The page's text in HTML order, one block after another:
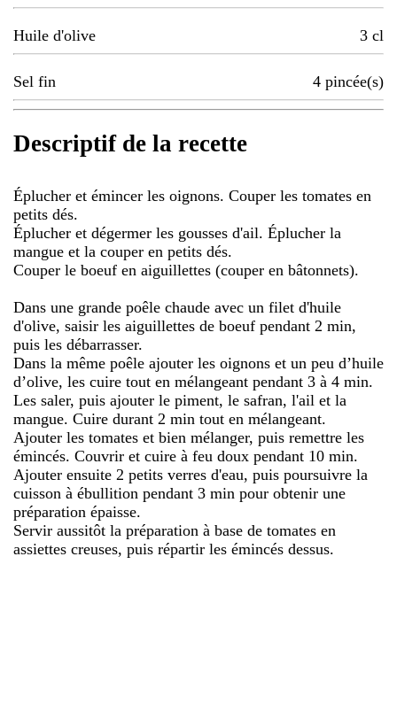
Huile d'olive 3 cl
Sel fin 4 pincée(s)
Descriptif de la recette
Éplucher et émincer les oignons. Couper les tomates en
petits dés.
Éplucher et dégermer les gousses d'ail. Éplucher la
mangue et la couper en petits dés.
Couper le boeuf en aiguillettes (couper en bâtonnets).
Dans une grande poêle chaude avec un filet d'huile
d'olive, saisir les aiguillettes de boeuf pendant 2 min,
puis les débarrasser.
Dans la même poêle ajouter les oignons et un peu d’huile
d’olive, les cuire tout en mélangeant pendant 3 à 4 min.
Les saler, puis ajouter le piment, le safran, l'ail et la
mangue. Cuire durant 2 min tout en mélangeant.
Ajouter les tomates et bien mélanger, puis remettre les
émincés. Couvrir et cuire à feu doux pendant 10 min.
Ajouter ensuite 2 petits verres d'eau, puis poursuivre la
cuisson à ébullition pendant 3 min pour obtenir une
préparation épaisse.
Servir aussitôt la préparation à base de tomates en
assiettes creuses, puis répartir les émincés dessus.